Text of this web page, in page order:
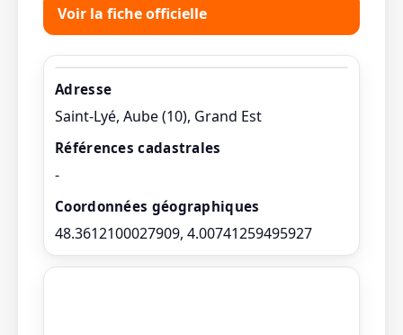
Voir la fiche officielle
Adresse
Saint-Lyé, Aube (10), Grand Est
Références cadastrales
-
Coordonnées géographiques
48.3612100027909, 4.00741259495927